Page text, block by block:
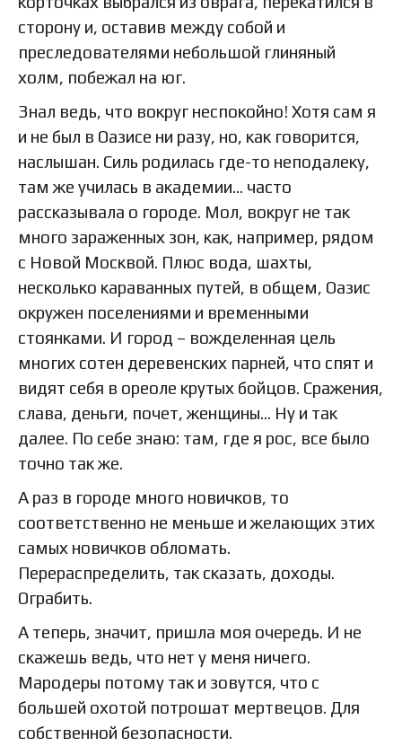
сторону и, оставив между собой и
преследователями небольшой глиняный
холм, побежал на юг.
Знал ведь, что вокруг неспокойно! Хотя сам я
и не был в Оазисе ни разу, но, как говорится,
наслышан. Силь родилась где-то неподалеку,
там же училась в академии… часто
рассказывала о городе. Мол, вокруг не так
много зараженных зон, как, например, рядом
с Новой Москвой. Плюс вода, шахты,
несколько караванных путей, в общем, Оазис
окружен поселениями и временными
стоянками. И город – вожделенная цель
многих сотен деревенских парней, что спят и
видят себя в ореоле крутых бойцов. Сражения,
слава, деньги, почет, женщины… Ну и так
далее. По себе знаю: там, где я рос, все было
точно так же.
А раз в городе много новичков, то
соответственно не меньше и желающих этих
самых новичков обломать.
Перераспределить, так сказать, доходы.
Ограбить.
А теперь, значит, пришла моя очередь. И не
скажешь ведь, что нет у меня ничего.
Мародеры потому так и зовутся, что с
большей охотой потрошат мертвецов. Для
собственной безопасности.